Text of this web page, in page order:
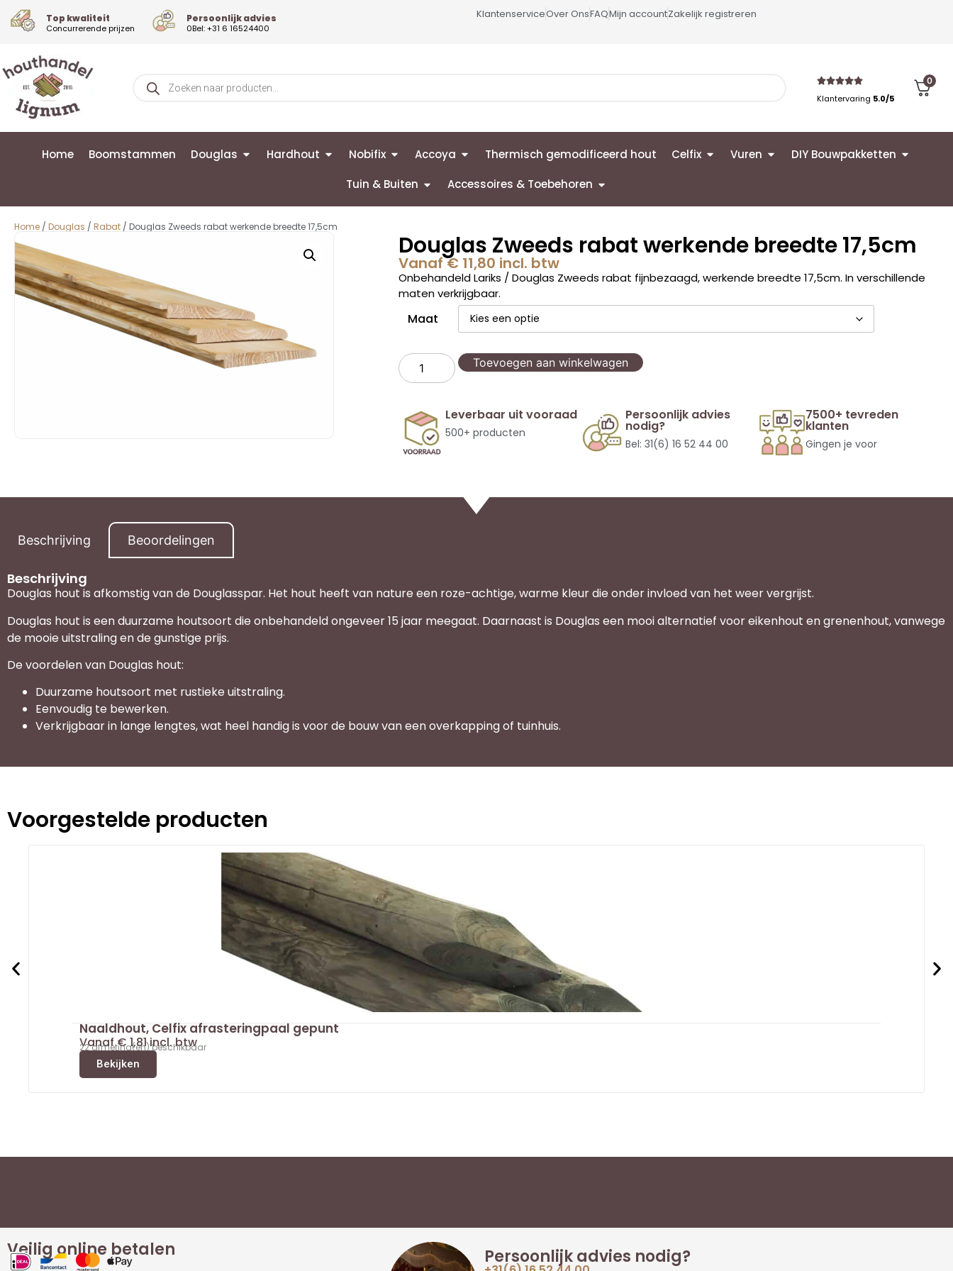
Top kwaliteit
Concurrerende prijzen
Persoonlijk advies
0Bel: +31 6 16524400
KlantenserviceOver OnsFAQMijn accountZakelijk registreren
Klantervaring 5.0/5
0
Home Boomstammen Douglas Hardhout Nobifix Accoya Thermisch gemodificeerd hout Celfix Vuren DIY Bouwpakketten
Tuin & Buiten Accessoires & Toebehoren
Home / Douglas / Rabat / Douglas Zweeds rabat werkende breedte 17,5cm
Douglas Zweeds rabat werkende breedte 17,5cm
Vanaf€11,80 incl. btw
Onbehandeld Lariks / Douglas Zweeds rabat fijnbezaagd, werkende breedte 17,5cm. In verschillende
maten verkrijgbaar.
Maat
Toevoegen aan winkelwagen
Leverbaar uit vooraad
500+ producten
Persoonlijk advies
nodig?
Bel: 31(6) 16 52 44 00
7500+ tevreden
klanten
Gingen je voor
Beschrijving Beoordelingen
Beschrijving
Douglas hout is afkomstig van de Douglasspar. Het hout heeft van nature een roze-achtige, warme kleur die onder invloed van het weer vergrijst.
Douglas hout is een duurzame houtsoort die onbehandeld ongeveer 15 jaar meegaat. Daarnaast is Douglas een mooi alternatief voor eikenhout en grenenhout, vanwege
de mooie uitstraling en de gunstige prijs.
De voordelen van Douglas hout:
Duurzame houtsoort met rustieke uitstraling.
Eenvoudig te bewerken.
Verkrijgbaar in lange lengtes, wat heel handig is voor de bouw van een overkapping of tuinhuis.
Voorgestelde producten
Naaldhout, Celfix afrasteringpaal gepunt
Vanaf€1,81incl. btw
22 afmeting(en) beschikbaar
Bekijken
Veilig online betalen Persoonlijk advies nodig?